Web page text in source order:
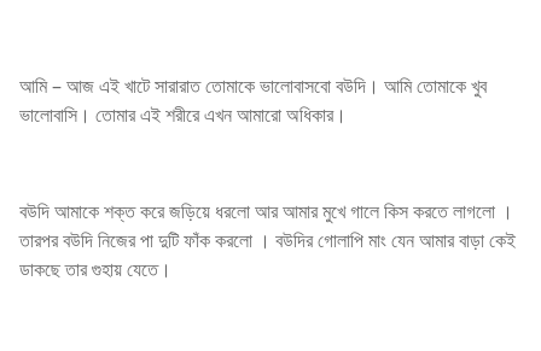
আমি – আজ এই খাটে সারারাত তোমাকে ভালোবাসবো বউদি। আমি তোমাকে খুব
ভালোবাসি। তোমার এই শরীরে এখন আমারো অধিকার।
বউদি আমাকে শক্ত করে জড়িয়ে ধরলো আর আমার মুখে গালে কিস করতে লাগলো ।
তারপর বউদি নিজের পা দুটি ফাঁক করলো । বউদির গোলাপি মাং যেন আমার বাড়া কেই
ডাকছে তার গুহায় যেতে।